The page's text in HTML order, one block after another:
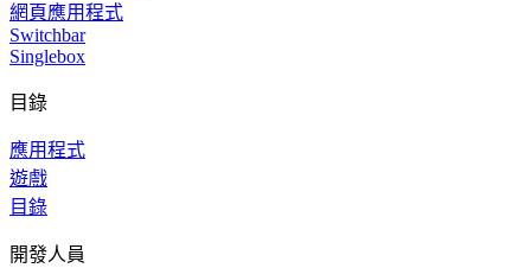
網頁應用程式
Switchbar
Singlebox
目錄
應用程式
遊戲
目錄
開發人員